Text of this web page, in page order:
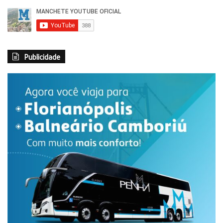
oferecer um serviço seguro, organizado e de qualidade, para
que a população saiba quem está conduzindo os
foco na acessibilidade de pessoas com deficiência ou
mobilidade reduzida. O espaço também atenderá usuários
do transporte coletivo, com estrutura e operação da
Transporte Coletivo Cidade Canção (TCCC). Táxis e
mototáxis terão pontos de embarque e desembarque
exclusivos na Avenida Guaiapó durante 24 horas.
O presidente da Sociedade Rural de Maringá (SRM),
Henrique Pinto, destaca os impactos positivos na
experiência dos visitantes. “Com mais organização, as
Publicidade